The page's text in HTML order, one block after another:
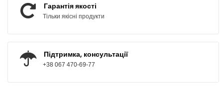
Гарантія якості
Тільки якісні продукти
Підтримка, консультації
+38 067 470-69-77